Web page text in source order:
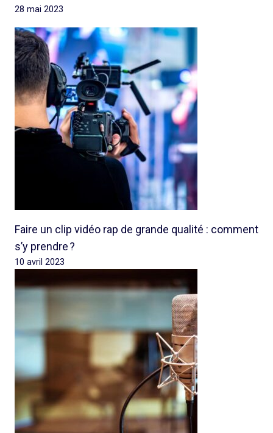
28 mai 2023
Faire un clip vidéo rap de grande qualité : comment
s’y prendre ?
10 avril 2023